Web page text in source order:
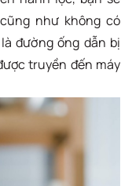
như không có
đường ống dẫn bị
truyền đến máy